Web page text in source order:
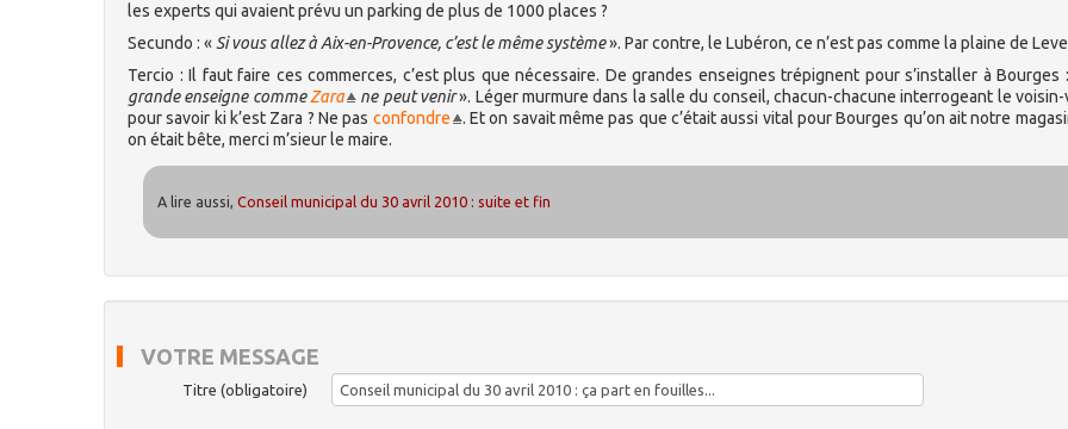
les experts qui avaient prévu un parking de plus de 1000 places ?
Secundo : « Si vous allez à Aix-en-Provence, c’est le même système». Par contre, le Lubéron, ce n’est pas comme la plaine de
Tercio : Il faut faire ces commerces, c’est plus que nécessaire. De grandes enseignes trépignent pour s’installer à Bourges
grande enseigne commeZara ne peut venir». Léger murmure dans la salle du conseil, chacun-chacune interrogeant le voisin-
pour savoir ki k’est Zara ? Ne pas confondre
. Et on savait même pas que c’était aussi vital pour Bourges qu’on ait notre
on était bête, merci m’sieur le maire.
A lire aussi,Conseil municipal du 30 avril 2010 : suite et fin
VOTRE MESSAGE
Titre (obligatoire)